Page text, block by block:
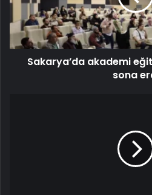
Sakarya’da akademi
sona